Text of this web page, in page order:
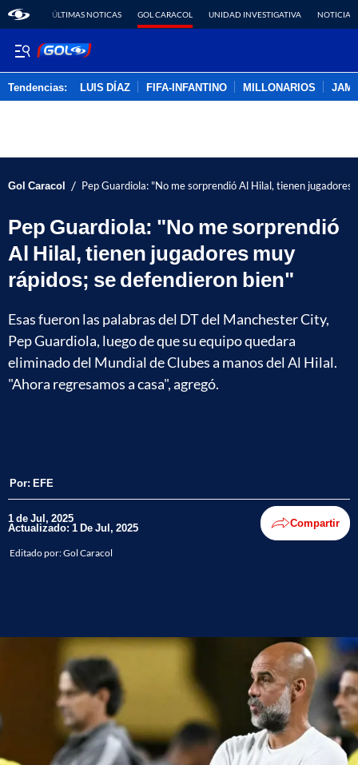
ÚLTIMAS NOTICAS GOL CARACOL UNIDAD INVESTIGATIVA NOTICIAS
Tendencias: LUIS DÍAZ FIFA-INFANTINO MILLONARIOS
Gol Caracol / Pep Guardiola: "No me sorprendió Al Hilal, tienen jugadores
Pep Guardiola: "No me sorprendió
Al Hilal, tienen jugadores muy
rápidos; se defendieron bien"
Esas fueron las palabras del DT del Manchester City,
Pep Guardiola, luego de que su equipo quedara
eliminado del Mundial de Clubes a manos del Al Hilal.
"Ahora regresamos a casa", agregó.
Por: EFE
1 de Jul, 2025
Actualizado: 1 De Jul, 2025 Compartir
Editado por:Gol Caracol